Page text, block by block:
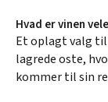
Hvad er vinen
Et oplagt valg
lagrede oste,
kommer til sin